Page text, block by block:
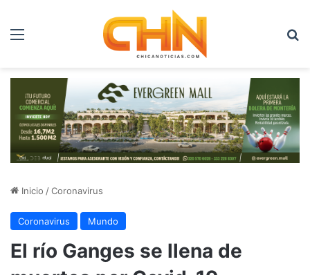
Menú
Inicio /Coronavirus
Coronavirus Mundo
El río Ganges se llena de